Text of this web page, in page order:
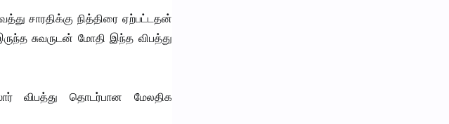
சாரதிக்கு நித்திரை ஏற்பட்டதன்
சுவருடன் மோதி இந்த விபத்து
விபத்து தொடர்பான மேலதிக